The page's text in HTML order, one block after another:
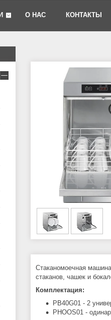
О НАС КОНТАКТЫ
Стаканомоечная
стаканов, чашек и
Комплектация:
PB40G01 - 2
PHOOS01 -